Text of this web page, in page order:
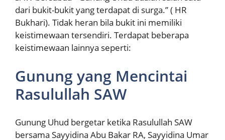
dari bukit-bukit yang terdapat di surga.” ( HR
Bukhari). Tidak heran bila bukit ini memiliki
keistimewaan tersendiri. Terdapat beberapa
keistimewaan lainnya seperti:
Gunung yang Mencintai
Rasulullah SAW
Gunung Uhud bergetar ketika Rasulullah SAW
bersama Sayyidina Abu Bakar RA, Sayyidina Umar